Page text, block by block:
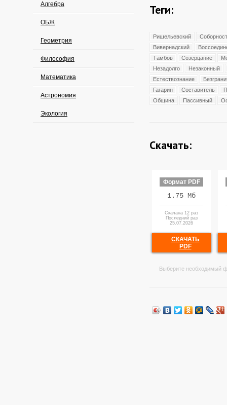
Алгебра
ОБЖ
Геометрия
Философия
Математика
Астрономия
Экология
Теги:
Ришельевский
Вивернадский
Тамбов
Созерцание
Незадолго
Незаконный
Естествознание
Гагарин
Составитель
Община
Пассивный
Скачать:
Формат PDF
1.75 Мб
Скачана 12 раз
Последний раз
25.07.2026
СКАЧАТЬ
PDF
Выберите необходимый